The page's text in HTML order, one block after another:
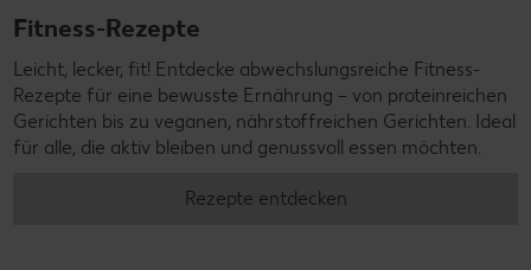
Fitness-Rezepte
Leicht, lecker, fit! Entdecke abwechslungsreiche Fitness-
Rezepte für eine bewusste Ernährung – von proteinreichen
Gerichten bis zu veganen, nährstoffreichen Gerichten. Ideal
für alle, die aktiv bleiben und genussvoll essen möchten.
Rezepte entdecken